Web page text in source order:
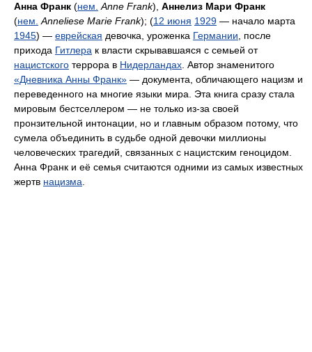
Анна Франк (нем. Anne Frank), Аннелиз Мари Франк
(нем. Anneliese Marie Frank); (12 июня 1929 — начало марта
1945) — еврейская девочка, уроженка Германии , после
прихода Гитлера к власти скрывавшаяся с семьей от
нацистского террора в Нидерландах . Автор знаменитого
«Дневника Анны Франк» — документа, обличающего нацизм и
переведенного на многие языки мира. Эта книга сразу стала
мировым бестселлером — не только из-за своей
пронзительной интонации, но и главным образом потому, что
сумела объединить в судьбе одной девочки миллионы
человеческих трагедий, связанных с нацистским геноцидом.
Анна Франк и её семья считаются одними из самых известных
жертв нацизма